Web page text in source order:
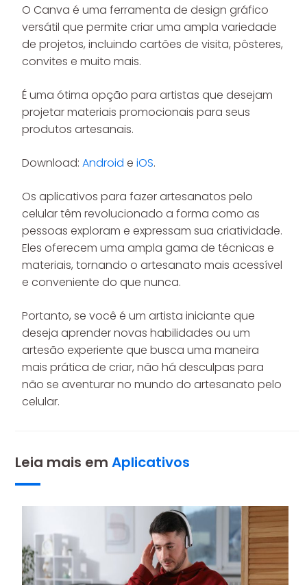
O Canva é uma ferramenta de design gráfico
versátil que permite criar uma ampla variedade
de projetos, incluindo cartões de visita, pôsteres,
convites e muito mais.
É uma ótima opção para artistas que desejam
projetar materiais promocionais para seus
produtos artesanais.
Download: Android e iOS.
Os aplicativos para fazer artesanatos pelo
celular têm revolucionado a forma como as
pessoas exploram e expressam sua criatividade.
Eles oferecem uma ampla gama de técnicas e
materiais, tornando o artesanato mais acessível
e conveniente do que nunca.
Portanto, se você é um artista iniciante que
deseja aprender novas habilidades ou um
artesão experiente que busca uma maneira
mais prática de criar, não há desculpas para
não se aventurar no mundo do artesanato pelo
celular.
Leia mais em Aplicativos